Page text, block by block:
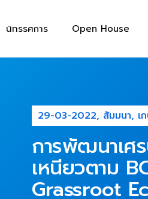
นิทรรศการ Open House
29-03-2022, สัมมนา, เ
การพัฒนาเศ
เหนียวตาม
Grassroot